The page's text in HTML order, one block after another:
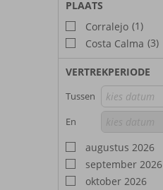
PLAATS
Corralejo (1)
Costa Calma (3)
VERTREKPERIODE
Tussen
En
augustus 2026
september 2026
oktober 2026